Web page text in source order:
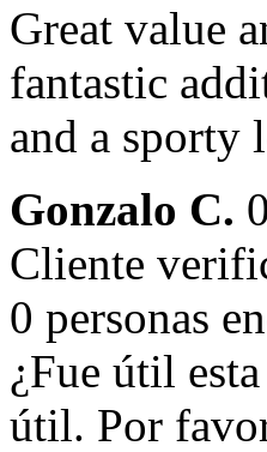
Great value
fantastic
and a sporty
Gonzalo C.
Cliente
0 personas
¿Fue útil esta
útil. Por